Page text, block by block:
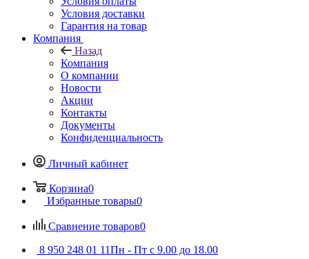
Условия доставки
Гарантия на товар
Компания
Назад
Компания
О компании
Новости
Акции
Контакты
Документы
Конфиденциальность
Личный кабинет
Корзина0
Избранные товары0
Сравнение товаров0
8 950 248 01 11Пн - Пт с 9.00 до 18.00